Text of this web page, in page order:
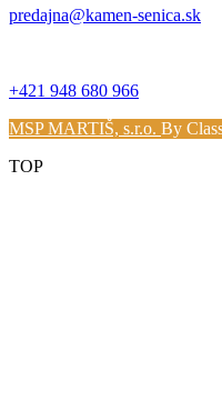
predajna@kamen-senica.sk
+421 948 680 966
MSP MARTIŠ, s.r.o. By
TOP